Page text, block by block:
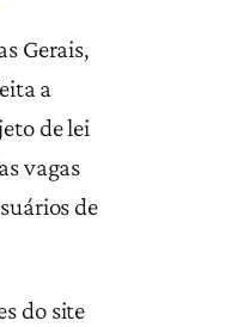
Gerais,
a
de lei
vagas
de
do site